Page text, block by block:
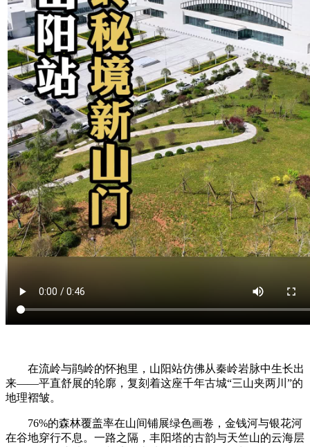
在流岭与鹃岭的怀抱里，山阳站仿佛从秦岭岩脉中生长出
来——平直舒展的轮廓，复刻着这座千年古城“三山夹两川”的
地理褶皱。
76%的森林覆盖率在山间铺展绿色画卷，金钱河与银花河
在谷地穿行不息。一路之隔，丰阳塔的古韵与天竺山的云海层